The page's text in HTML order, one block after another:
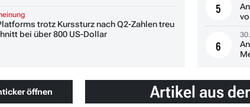
trotz Kurssturz nach Q2-Zahlen treu
bei über 800 US-Dollar
5
6
Artikel aus
öffnen